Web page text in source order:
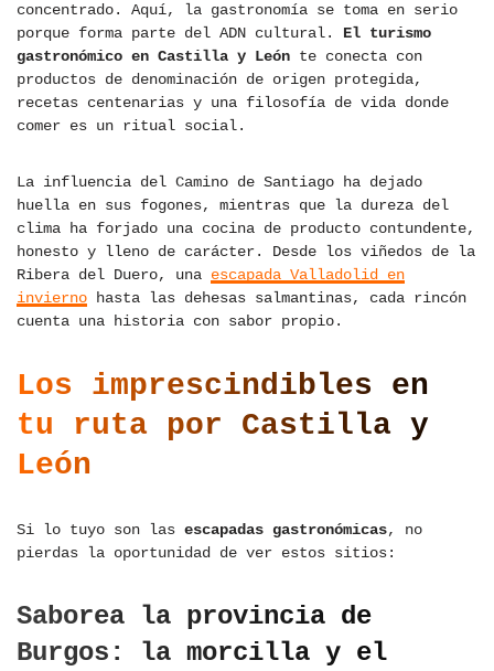
concentrado. Aquí, la gastronomía se toma en serio
porque forma parte del ADN cultural. El turismo
gastronómico en Castilla y León te conecta con
productos de denominación de origen protegida,
recetas centenarias y una filosofía de vida donde
comer es un ritual social.
La influencia del Camino de Santiago ha dejado
huella en sus fogones, mientras que la dureza del
clima ha forjado una cocina de producto contundente,
honesto y lleno de carácter. Desde los viñedos de la
Ribera del Duero, una escapada Valladolid en
invierno hasta las dehesas salmantinas, cada rincón
cuenta una historia con sabor propio.
Los imprescindibles en
tu ruta por Castilla y
León
Si lo tuyo son las escapadas gastronómicas, no
pierdas la oportunidad de ver estos sitios:
Saborea la provincia de
Burgos: la morcilla y el